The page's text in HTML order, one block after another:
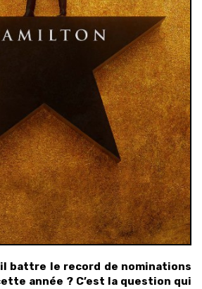
battre le record de nominations
année ? C’est la question qui